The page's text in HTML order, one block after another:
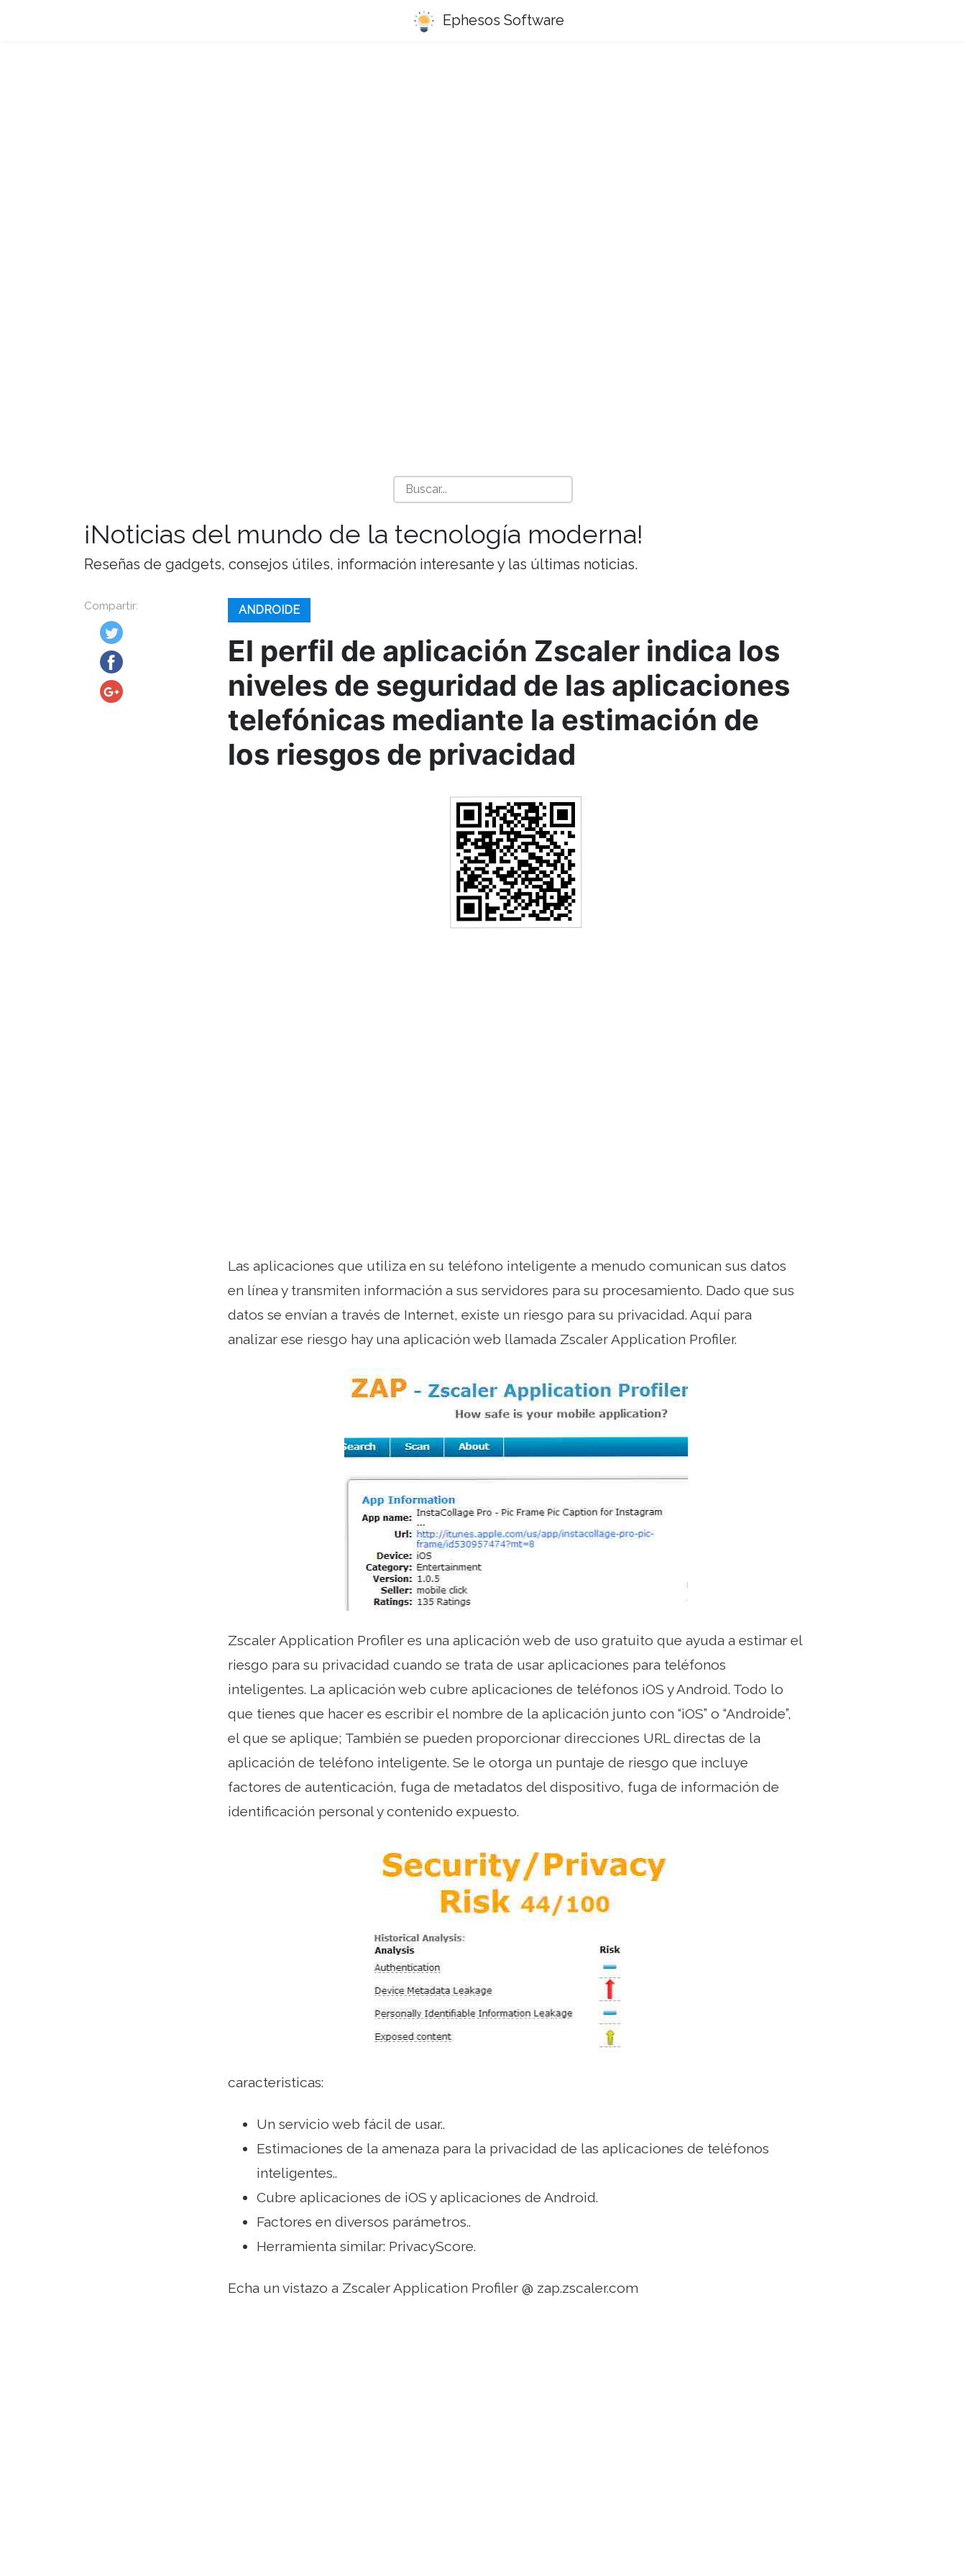
Ephesos Software
¡Noticias del mundo de la tecnología moderna!
Reseñas de gadgets, consejos útiles, información interesante y las últimas noticias.
Compartir: ANDROIDE
El perfil de aplicación Zscaler indica los
niveles de seguridad de las aplicaciones
telefónicas mediante la estimación de
los riesgos de privacidad
Las aplicaciones que utiliza en su teléfono inteligente a menudo comunican sus datos
en línea y transmiten información a sus servidores para su procesamiento. Dado que sus
datos se envían a través de Internet, existe un riesgo para su privacidad. Aquí para
analizar ese riesgo hay una aplicación web llamada Zscaler Application Profiler.
Zscaler Application Profiler es una aplicación web de uso gratuito que ayuda a estimar el
riesgo para su privacidad cuando se trata de usar aplicaciones para teléfonos
inteligentes. La aplicación web cubre aplicaciones de teléfonos iOS y Android. Todo lo
que tienes que hacer es escribir el nombre de la aplicación junto con “iOS” o “Androide”,
el que se aplique; También se pueden proporcionar direcciones URL directas de la
aplicación de teléfono inteligente. Se le otorga un puntaje de riesgo que incluye
factores de autenticación, fuga de metadatos del dispositivo, fuga de información de
identificación personal y contenido expuesto.
caracteristicas:
Un servicio web fácil de usar..
Estimaciones de la amenaza para la privacidad de las aplicaciones de teléfonos
inteligentes..
Cubre aplicaciones de iOS y aplicaciones de Android.
Factores en diversos parámetros..
Herramienta similar: PrivacyScore.
Echa un vistazo a Zscaler Application Profiler @ zap.zscaler.com